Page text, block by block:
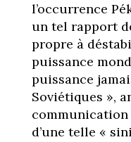
l’occurrence
un tel rapport
propre à
puissance
puissance
Soviétiques »,
d’une telle «